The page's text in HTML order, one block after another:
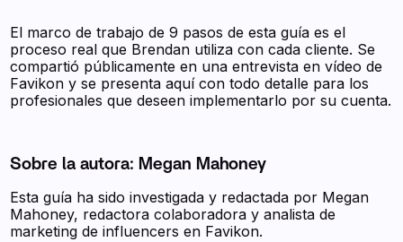
El marco de trabajo de 9 pasos de esta guía es el
proceso real que Brendan utiliza con cada cliente. Se
compartió públicamente en una entrevista en vídeo de
Favikon y se presenta aquí con todo detalle para los
profesionales que deseen implementarlo por su cuenta.
Sobre la autora: Megan Mahoney
Esta guía ha sido investigada y redactada por Megan
Mahoney, redactora colaboradora y analista de
marketing de influencers en Favikon.